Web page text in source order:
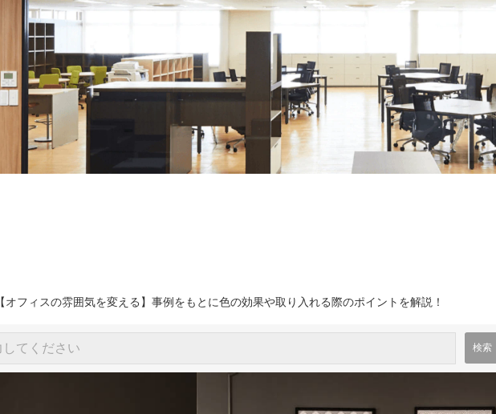
【オフィスの雰囲気を変える】事例をもとに色の効果や取り入れる際のポイントを解説！